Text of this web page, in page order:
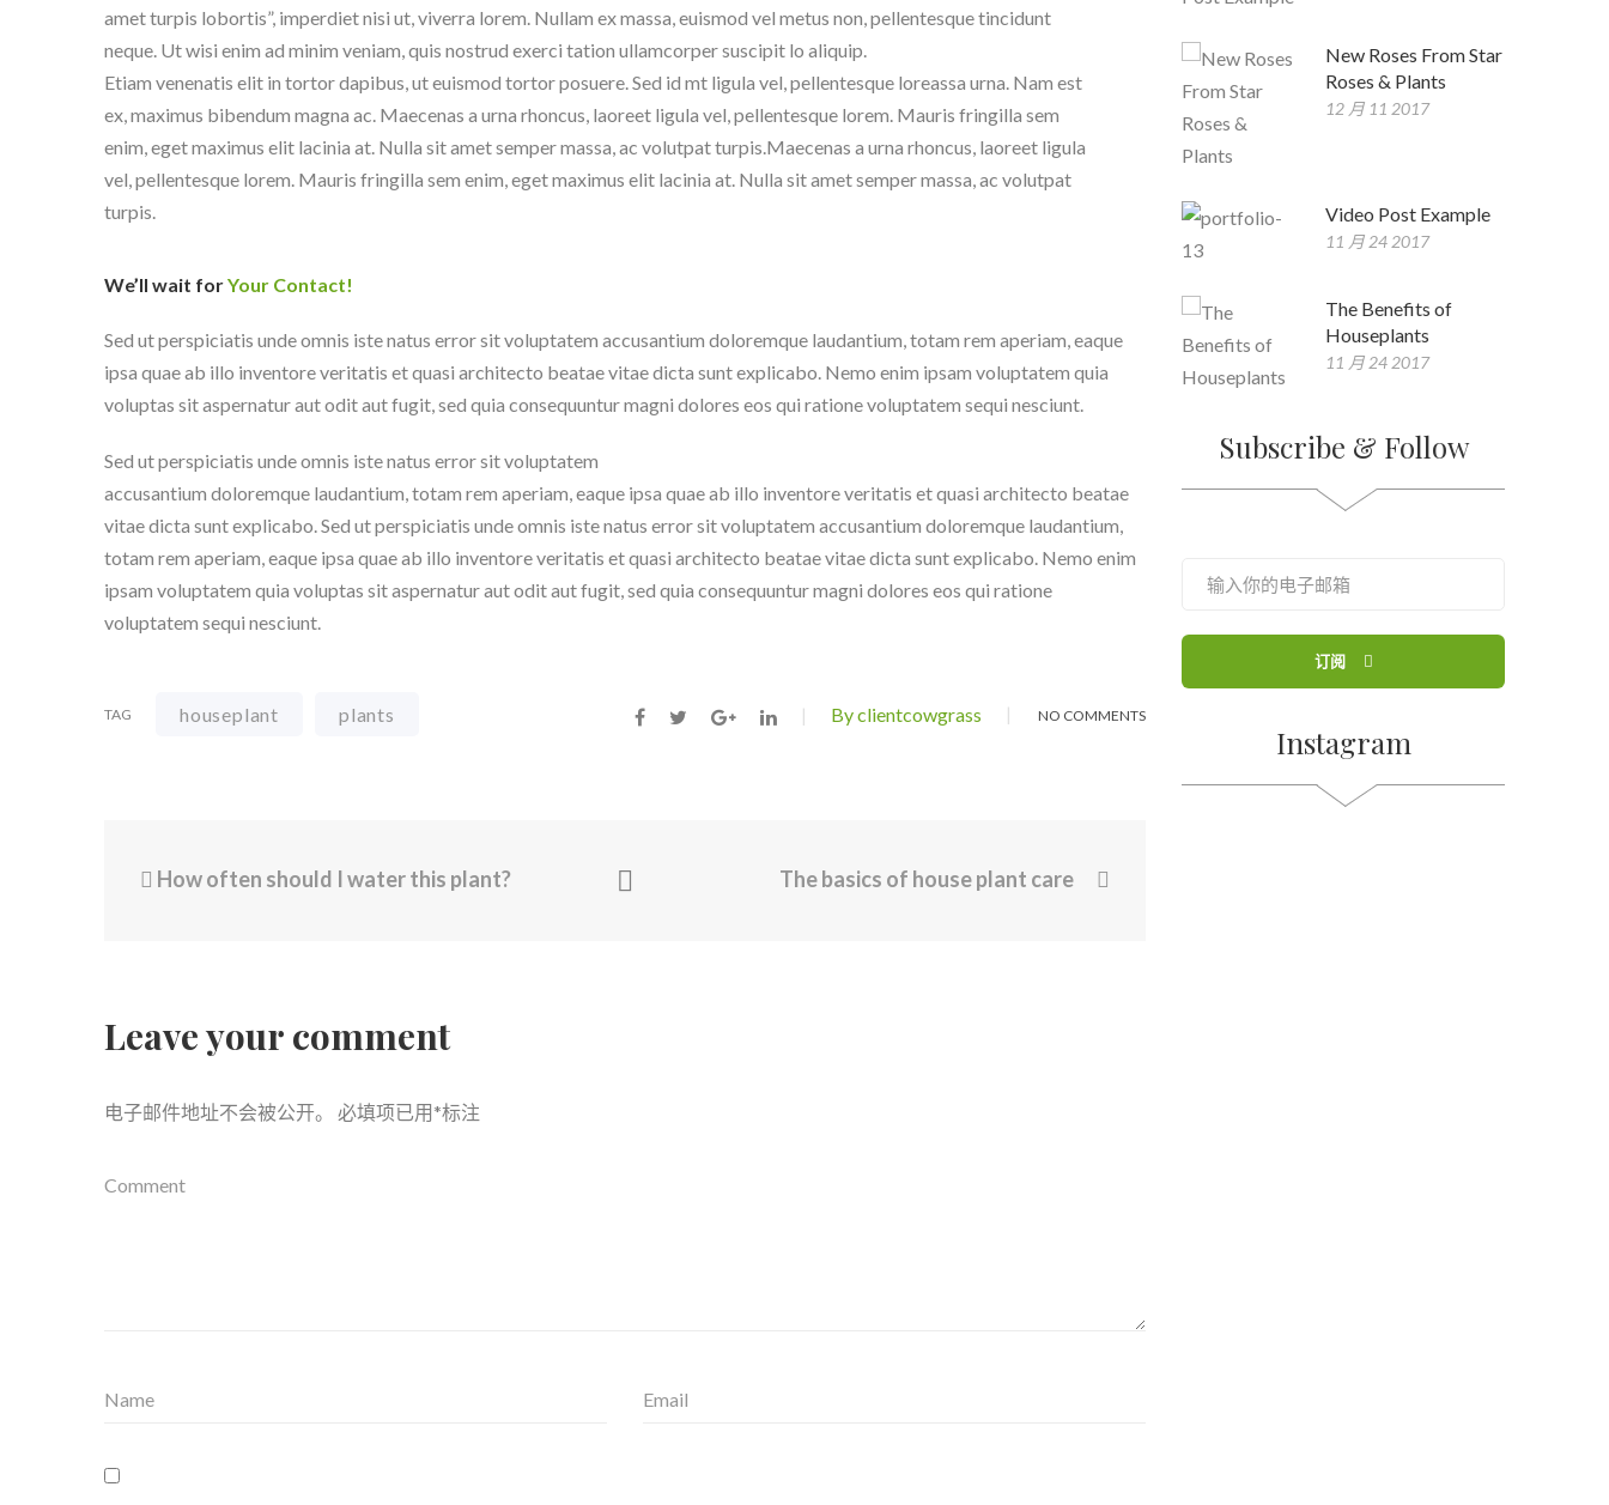
amet turpis lobortis”, imperdiet nisi ut, viverra lorem. Nullam ex massa, euismod vel metus non, pellentesque tincidunt
neque. Ut wisi enim ad minim veniam, quis nostrud exerci tation ullamcorper suscipit lo aliquip.
Etiam venenatis elit in tortor dapibus, ut euismod tortor posuere. Sed id mt ligula vel, pellentesque loreassa urna. Nam est
ex, maximus bibendum magna ac. Maecenas a urna rhoncus, laoreet ligula vel, pellentesque lorem. Mauris fringilla sem
enim, eget maximus elit lacinia at. Nulla sit amet semper massa, ac volutpat turpis.Maecenas a urna rhoncus, laoreet ligula
vel, pellentesque lorem. Mauris fringilla sem enim, eget maximus elit lacinia at. Nulla sit amet semper massa, ac volutpat
turpis.
We’ll wait forYour Contact!
Sed ut perspiciatis unde omnis iste natus error sit voluptatem accusantium doloremque laudantium, totam rem aperiam, eaque
ipsa quae ab illo inventore veritatis et quasi architecto beatae vitae dicta sunt explicabo. Nemo enim ipsam voluptatem quia
voluptas sit aspernatur aut odit aut fugit, sed quia consequuntur magni dolores eos qui ratione voluptatem sequi nesciunt.
Sed ut perspiciatis unde omnis iste natus error sit voluptatem
accusantium doloremque laudantium, totam rem aperiam, eaque ipsa quae ab illo inventore veritatis et quasi architecto beatae
vitae dicta sunt explicabo. Sed ut perspiciatis unde omnis iste natus error sit voluptatem accusantium doloremque laudantium,
totam rem aperiam, eaque ipsa quae ab illo inventore veritatis et quasi architecto beatae vitae dicta sunt explicabo. Nemo enim
ipsam voluptatem quia voluptas sit aspernatur aut odit aut fugit, sed quia consequuntur magni dolores eos qui ratione
voluptatem sequi nesciunt.
TAG houseplant plants By clientcowgrass NO COMMENTS
How often should I water this plant? The basics of house plant care
Leave your comment
电子邮件地址不会被公开。 必填项已用 *标注
New Roses From Star
Roses & Plants
12 月 11 2017
Video Post Example
11 月 24 2017
The Benefits of
Houseplants
11 月 24 2017
Subscribe & Follow
订阅
Instagram